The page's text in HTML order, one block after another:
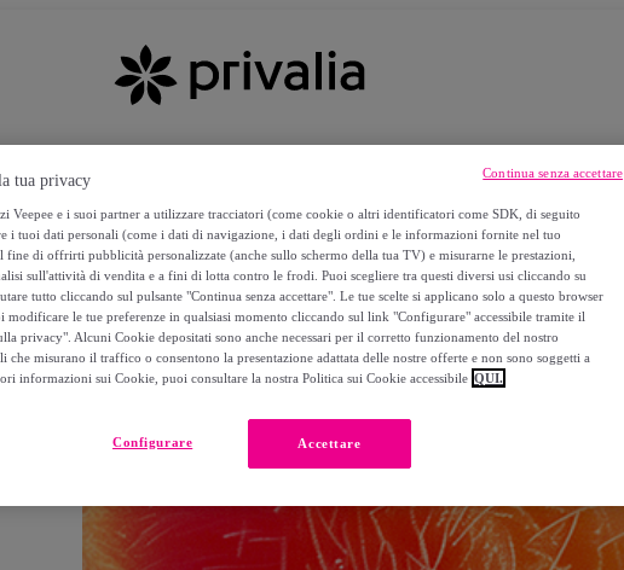
tua privacy
Veepee e i suoi partner a utilizzare tracciatori (come cookie o altri identificatori come SDK, di seguito
i tuoi dati personali (come i dati di navigazione, i dati degli ordini e le informazioni fornite nel tuo
fine di offrirti pubblicità personalizzate (anche sullo schermo della tua TV) e misurarne le prestazioni,
sull'attività di vendita e a fini di lotta contro le frodi. Puoi scegliere tra questi diversi usi cliccando su
tutto cliccando sul pulsante "Continua senza accettare". Le tue scelte si applicano solo a questo browser
modificare le tue preferenze in qualsiasi momento cliccando sul link "Configurare" accessibile tramite il
privacy". Alcuni Cookie depositati sono anche necessari per il corretto funzionamento del nostro
che misurano il traffico o consentono la presentazione adattata delle nostre offerte e non sono soggetti a
informazioni sui Cookie, puoi consultare la nostra Politica sui Cookie accessibile QUI.
Accettare
Configurare
Continua senza accettare